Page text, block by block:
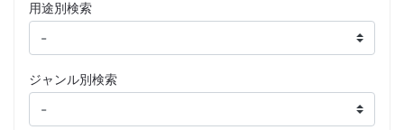
用途別検索
ジャンル別検索